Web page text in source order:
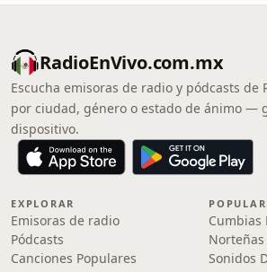
RadioEnVivo.com.mx
Escucha emisoras de radio y pódcasts de
por ciudad, género o estado de ánimo —
dispositivo.
EXPLORAR
Emisoras de radio
Pódcasts
Canciones Populares
Cumbias
Sonidos